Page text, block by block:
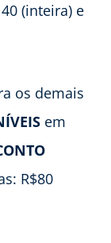
(inteira) e
os demais
em
R$80